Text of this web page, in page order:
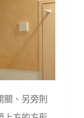
、另旁則